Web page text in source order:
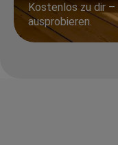
Kostenlos zu dir
ausprobieren.